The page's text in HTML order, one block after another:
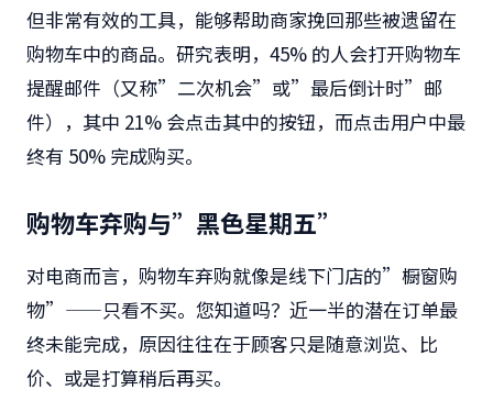
但非常有效的工具，能够帮助商家挽回那些被遗留在
购物车中的商品。研究表明， 45% 的人会打开购物车
提醒邮件（又称”二次机会”或”最后倒计时”邮
件），其中 21% 会点击其中的按钮，而点击用户中最
终有 50% 完成购买。
购物车弃购与”黑色星期五”
对电商而言，购物车弃购就像是线下门店的”橱窗购
物”——只看不买。您知道吗？近一半的潜在订单最
终未能完成，原因往往在于顾客只是随意浏览、比
价、或是打算稍后再买。